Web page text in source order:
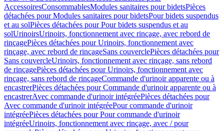
AccessoiresConsommablesModules sanitaires pour bidetsPièces
détachées pour Modules sanitaires pour bidetsPour bidets suspendus
et au solPièces détachées pour Pour bidets suspendus et au
solUrinoirsUrinoirs, fonctionnement avec rinçage, avec rebord de
rinçagePièces détachées pour Urinoirs, fonctionnement avec
rinçage, avec rebord de rinçageSans couverclePièces détachées pour
Sans couvercleUrinoirs, fonctionnement avec rinçage, sans rebord
de rinçagePièces détachées pour Urinoirs, fonctionnement avec
rinçage, sans rebord de rinçageCommande d'urinoir apparente ou à
encastrerPièces détachées pour Commande d'urinoir apparente ou à
encastrerAvec commande d'urinoir intégréePièces détachées pour
Avec commande d'urinoir intégréePour commande d'urinoir
intégréePièces détachées pour Pour commande d'urinoir
intégréeUrinoirs, fonctionnement avec rinçage, avec / pour